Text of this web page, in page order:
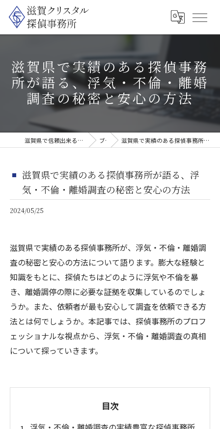
滋賀県で実績のある探偵事務
所が語る、浮気・不倫・離婚
調査の秘密と安心の方法
滋賀県で信頼出来る探偵なら滋賀クリスタル探偵事務所 ブログ 滋賀県で実績のある探偵事務所が語る、浮気・不倫・離婚調査の秘密と安心の方法
滋賀県で実績のある探偵事務所が語る、浮
気・不倫・離婚調査の秘密と安心の方法
2024/05/25
滋賀県で実績のある探偵事務所が、浮気・不倫・離婚調
査の秘密と安心の方法について語ります。膨大な経験と
知識をもとに、探偵たちはどのように浮気や不倫を暴
き、離婚調停の際に必要な証拠を収集しているのでしょ
うか。また、依頼者が最も安心して調査を依頼できる方
法とは何でしょうか。本記事では、探偵事務所のプロフ
ェッショナルな視点から、浮気・不倫・離婚調査の真相
について探っていきます。
目次